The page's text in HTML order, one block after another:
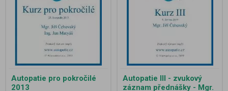
Autopatie pro pokročilé
2013
Autopatie III - zvukový
záznam přednášky - Mgr.